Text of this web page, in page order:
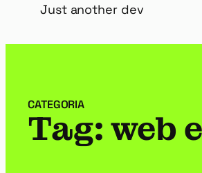
Just another dev
CATEGORIA
Tag:web